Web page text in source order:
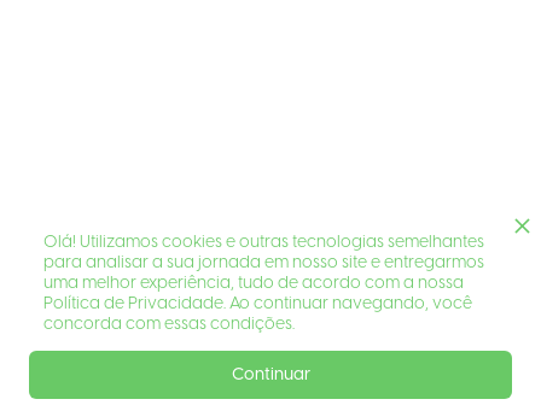
Olá! Utilizamos cookies e outras tecnologias semelhantes
para analisar a sua jornada em nosso site e entregarmos
uma melhor experiência, tudo de acordo com a nossa
Política de Privacidade. Ao continuar navegando, você
concorda com essas condições.
Continuar